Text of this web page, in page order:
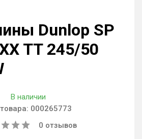
Dunlop SP
TT 245/50
В наличии
000265773
0 отзывов